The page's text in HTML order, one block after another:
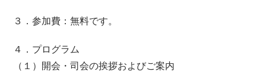
３．参加費：無料です。
４．プログラム
（１）開会・司会の挨拶およびご案内